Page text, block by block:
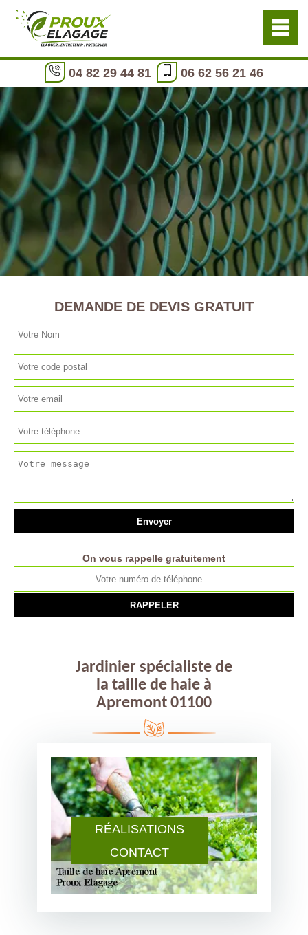
04 82 29 44 81 06 62 56 21 46
RÉALISATIONS
CONTACT
DEMANDE DE DEVIS GRATUIT
On vous rappelle gratuitement
Jardinier spécialiste de
la taille de haie à
Apremont 01100